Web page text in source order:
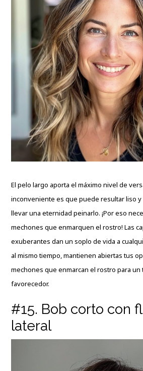
El pelo largo aporta el máximo nivel de
inconveniente es que puede resultar liso
llevar una eternidad peinarlo. ¡Por eso
mechones que enmarquen el rostro! Las
exuberantes dan un soplo de vida a
al mismo tiempo, mantienen abiertas tus
mechones que enmarcan el rostro para un
favorecedor.
#15. Bob corto con
lateral